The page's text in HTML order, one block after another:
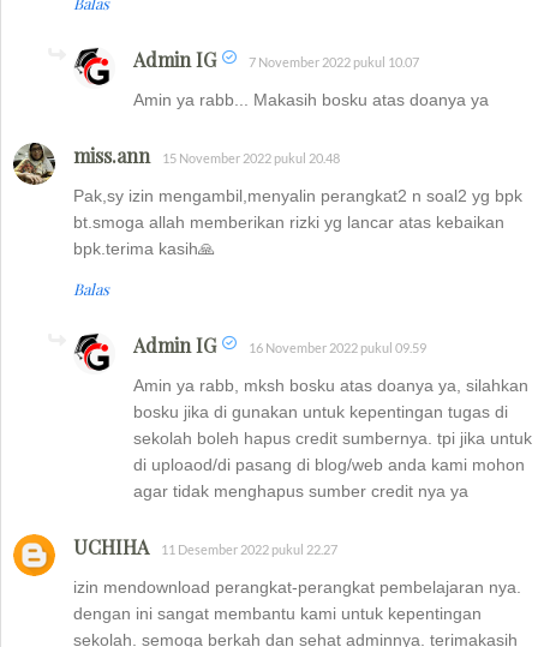
Admin IG 7 November 2022 pukul 10.07
Amin ya rabb... Makasih bosku atas doanya ya
miss.ann 15 November 2022 pukul 20.48
Pak,sy izin mengambil,menyalin perangkat2 n soal2 yg bpk
bt.smoga allah memberikan rizki yg lancar atas kebaikan
bpk.terima kasih🙏
Balas
Admin IG 16 November 2022 pukul 09.59
Amin ya rabb, mksh bosku atas doanya ya, silahkan
bosku jika di gunakan untuk kepentingan tugas di
sekolah boleh hapus credit sumbernya. tpi jika untuk
di uploaod/di pasang di blog/web anda kami mohon
agar tidak menghapus sumber credit nya ya
UCHIHA 11 Desember 2022 pukul 22.27
izin mendownload perangkat-perangkat pembelajaran nya.
dengan ini sangat membantu kami untuk kepentingan
sekolah. semoga berkah dan sehat adminnya. terimakasih